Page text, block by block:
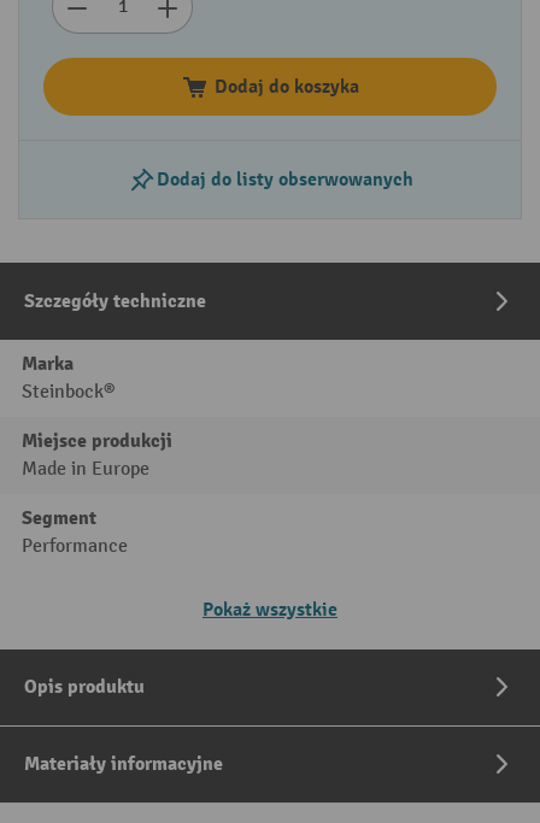
Dodaj do koszyka
Dodaj do listy obserwowanych
Szczegóły techniczne
Marka
Steinbock®
Miejsce produkcji
Made in Europe
Segment
Performance
Pokaż wszystkie
Opis produktu
Materiały informacyjne